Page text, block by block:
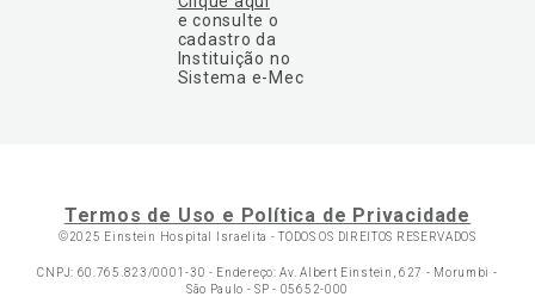
e consulte o
cadastro da
Instituição no
Sistema e-Mec
Termos de Uso e Política de Privacidade
©2025 Einstein Hospital Israelita -TODOS OS DIREITOS RESERVADOS
CNPJ: 60.765.823/0001-30 - Endereço: Av. Albert Einstein, 627 - Morumbi -
São Paulo - SP - 05652-000